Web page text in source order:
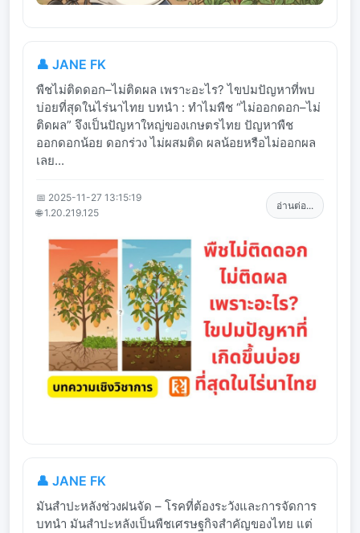
👤 JANE FK
พืชไม่ติดดอก–ไม่ติดผล เพราะอะไร? ไขปมปัญหาที่พบ
บ่อยที่สุดในไร่นาไทย บทนำ : ทำไมพืช “ไม่ออกดอก–ไม่
ติดผล” จึงเป็นปัญหาใหญ่ของเกษตรไทย ปัญหาพืช
ออกดอกน้อย ดอกร่วง ไม่ผสมติด ผลน้อยหรือไม่ออกผล
เลย...
📅 2025-11-27 13:15:19
🌐 1.20.219.125
อ่านต่อ...
👤 JANE FK
มันสำปะหลังช่วงฝนจัด – โรคที่ต้องระวังและการจัดการ
บทนำ มันสำปะหลังเป็นพืชเศรษฐกิจสำคัญของไทย แต่